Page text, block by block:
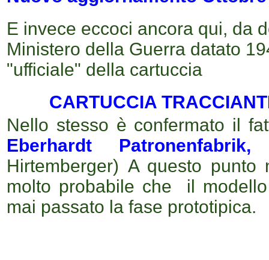
E invece eccoci ancora qui, da
Ministero della Guerra datato
"ufficiale" della cartuccia
CARTUCCIA
Nello stesso è confermato il
Eberhardt
Hirtemberger) A questo punto
molto probabile che il
mai passato la fase prototipica.